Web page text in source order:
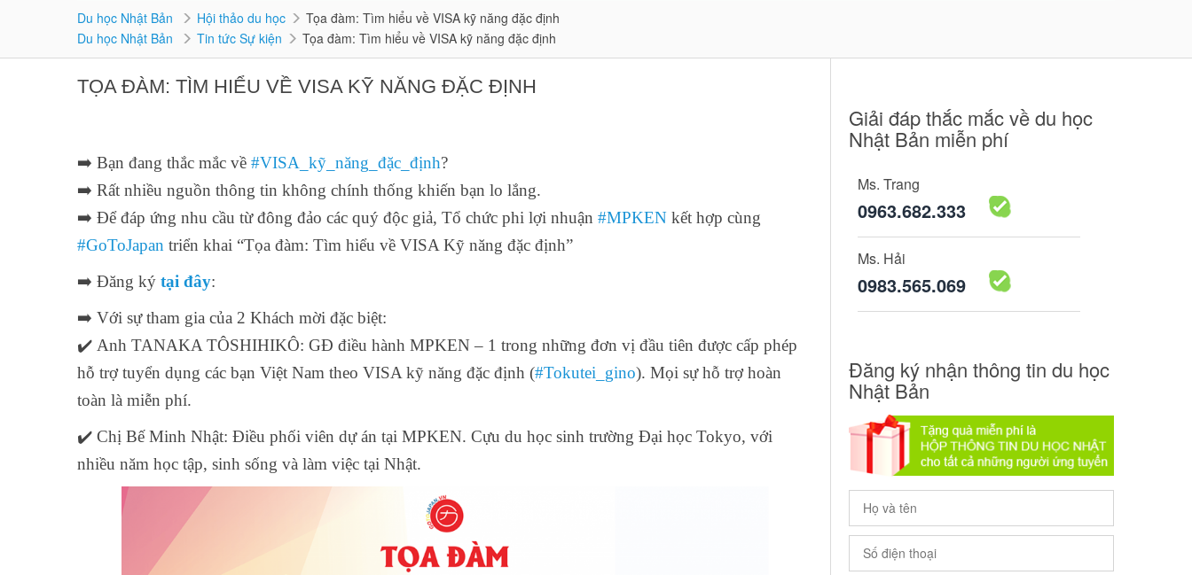
Du học Nhật Bản Hội thảo du học
Tọa đàm: Tìm hiểu về VISA kỹ năng đặc định
Du học Nhật Bản
Tin tức Sự kiện Tọa đàm: Tìm hiểu về VISA kỹ năng đặc định
TỌA ĐÀM: TÌM HIỂU VỀ VISA KỸ NĂNG ĐẶC ĐỊNH
➡️ Bạn đang thắc mắc về #VISA_kỹ_năng_đặc_định?
➡️ Rất nhiều nguồn thông tin không chính thống khiến bạn lo lắng.
➡️ Để đáp ứng nhu cầu từ đông đảo các quý độc giả, Tổ chức phi lợi nhuận #MPKEN kết hợp cùng
#GoToJapan triển khai “Tọa đàm: Tìm hiểu về VISA Kỹ năng đặc định”
➡️ Đăng ký tại đây:
➡️ Với sự tham gia của 2 Khách mời đặc biệt:
✔️ Anh TANAKA TÔSHIHIKÔ: GĐ điều hành MPKEN – 1 trong những đơn vị đầu tiên được cấp phép
hỗ trợ tuyển dụng các bạn Việt Nam theo VISA kỹ năng đặc định (#Tokutei_gino). Mọi sự hỗ trợ hoàn
toàn là miễn phí.
✔️ Chị Bế Minh Nhật: Điều phối viên dự án tại MPKEN. Cựu du học sinh trường Đại học Tokyo, với
nhiều năm học tập, sinh sống và làm việc tại Nhật.
Giải đáp thắc mắc về du học
Nhật Bản miễn phí
Ms. Trang
0963.682.333
Ms. Hải
0983.565.069
Đăng ký nhận thông tin du học
Nhật Bản